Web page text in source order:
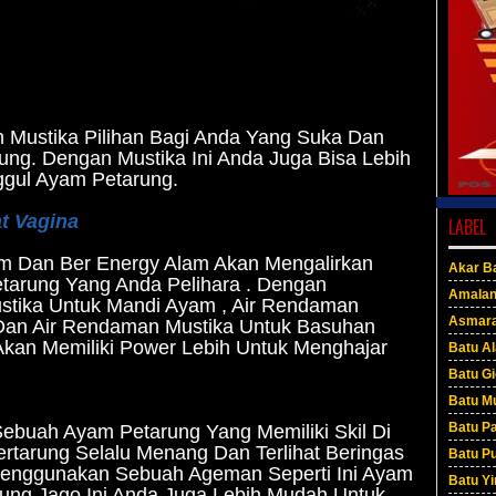
Mustika Pilihan Bagi Anda Yang Suka Dan
Dengan Mustika Ini Anda Juga Bisa Lebih
Ayam Petarung.
Vagina
Dan Ber Energy Alam Akan Mengalirkan
Yang Anda Pelihara . Dengan
Untuk Mandi Ayam , Air Rendaman
Air Rendaman Mustika Untuk Basuhan
Memiliki Power Lebih Untuk Menghajar
Ayam Petarung Yang Memiliki Skil Di
Selalu Menang Dan Terlihat Beringas
Sebuah Ageman Seperti Ini Ayam
LABEL
Akar
Amalan
Batu
Batu
Batu
Batu
Batu
Batu